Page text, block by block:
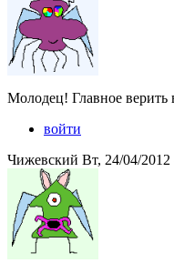
Молодец! Главное верить
войти
Чижевский Вт, 24/04/2012